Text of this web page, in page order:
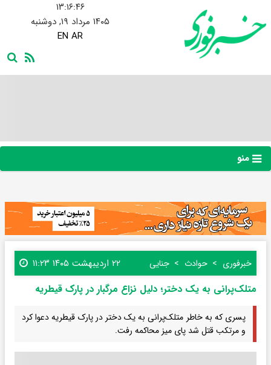
۱۳:۱۶:۴۷
۱۴۰۵ مرداد ۱۹, دوشنبه
EN AR
منو
خبرفوری حوادث جنایی ۲۲ اردیبهشت ۱۴۰۵ ۱۱:۲۳
متلک‌پرانی به یک دختر؛ دلیل نزاع مرگبار در پارک قیطریه
پسری که به خاطر متلک‌پرانی به یک دختر در پارک قیطریه دعوا کرد
و مرتکب قتل شد پای میز محاکمه رفت.